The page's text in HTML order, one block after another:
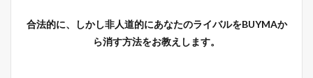
合法的に、しかし非人道的にあなたのライバルをBUYMAか
ら消す方法をお教えします。